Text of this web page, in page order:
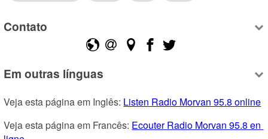
Contato
Em outras línguas
Veja esta página em Inglês: Listen Radio Morvan 95.8 online
Veja esta página em Francês: Ecouter Radio Morvan 95.8 en